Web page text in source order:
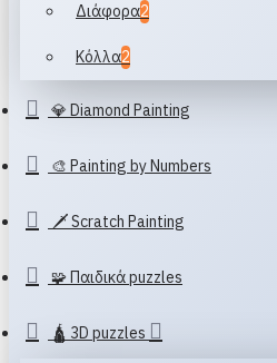
Διάφορα2
Κόλλα2
💎 Diamond Painting
🎨 Painting by Numbers
🗡️ Scratch Painting
🧩 Παιδικά puzzles
🛕 3D puzzles